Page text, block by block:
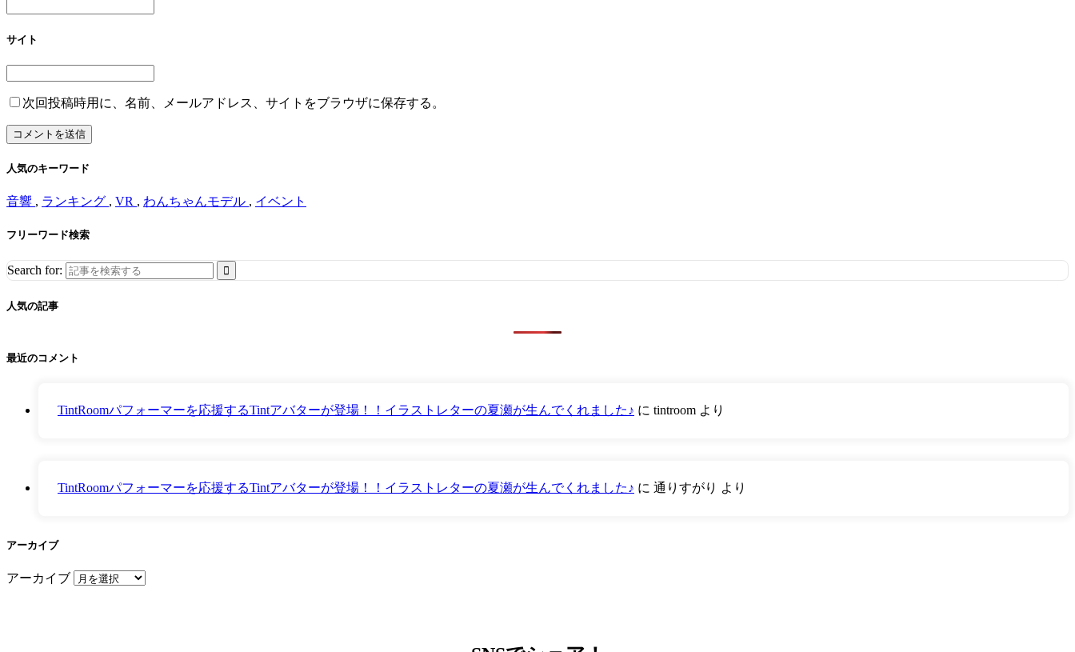
サイト
次回投稿時用に、名前、メールアドレス、サイトをブラウザに保存する。
人気のキーワード
音響 , ランキング , VR , わんちゃんモデル , イベント
フリーワード検索
Search for:
人気の記事
最近のコメント
TintRoomパフォーマーを応援するTintアバターが登場！！イラストレターの夏瀬が生んでくれました♪ に tintroom より
TintRoomパフォーマーを応援するTintアバターが登場！！イラストレターの夏瀬が生んでくれました♪ に 通りすがり より
アーカイブ
アーカイブ